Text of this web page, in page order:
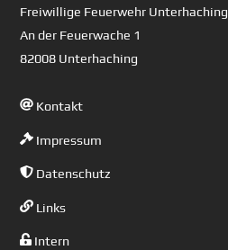
Freiwillige Feuerwehr Unterhaching
An der Feuerwache 1
82008 Unterhaching
Kontakt
Impressum
Datenschutz
Links
Intern